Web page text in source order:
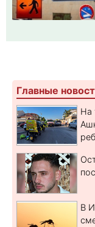
Главные
На
В